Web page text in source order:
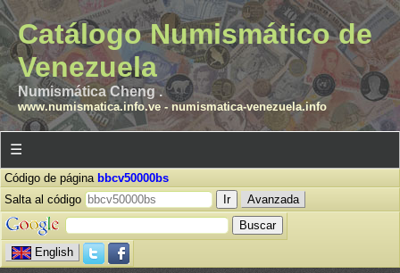
Catálogo Numismático de
Venezuela
Numismática Cheng .
www.numismatica.info.ve- numismatica-venezuela.info
☰
Código de página bbcv50000bs
Salta al código
Avanzada
English